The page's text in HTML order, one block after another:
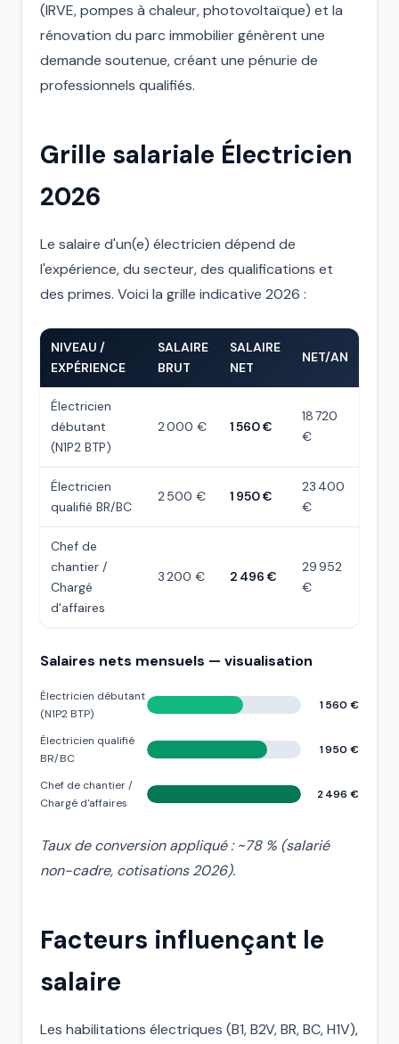
(IRVE, pompes à chaleur, photovoltaïque) et la
rénovation du parc immobilier génèrent une
demande soutenue, créant une pénurie de
professionnels qualifiés.
Grille salariale Électricien
2026
Le salaire d'un(e) électricien dépend de
l'expérience, du secteur, des qualifications et
des primes. Voici la grille indicative 2026 :
NIVEAU /
EXPÉRIENCE
SALAIRE
BRUT
SALAIRE
NET
NET/AN
Électricien
débutant
(N1P2 BTP)
2 000 € 1 560 €
18 720
€
Électricien
qualifié BR/BC
2 500 € 1 950 €
23 400
€
Chef de
chantier /
Chargé
d'affaires
3 200 € 2 496 €
29 952
€
Salaires nets mensuels — visualisation
Électricien débutant
(N1P2 BTP)
1 560 €
Électricien qualifié
BR/BC
1 950 €
Chef de chantier /
Chargé d'affaires
2 496 €
Taux de conversion appliqué : ~78 % (salarié
non-cadre, cotisations 2026).
Facteurs influençant le
salaire
Les habilitations électriques (B1, B2V, BR, BC, H1V),